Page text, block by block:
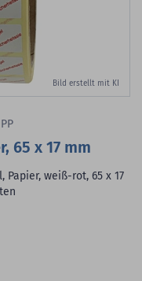
Bild erstellt mit KI
65 x 17 mm
weiß-rot, 65 x 17